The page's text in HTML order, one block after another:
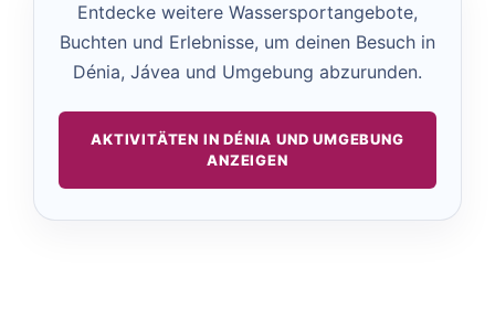
Entdecke weitere Wassersportangebote,
Buchten und Erlebnisse, um deinen Besuch in
Dénia, Jávea und Umgebung abzurunden.
AKTIVITÄTEN IN DÉNIA UND UMGEBUNG
ANZEIGEN